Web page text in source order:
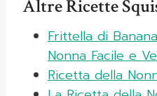
Altre Ricette
Frittella di
Nonna Facile e
Ricetta della